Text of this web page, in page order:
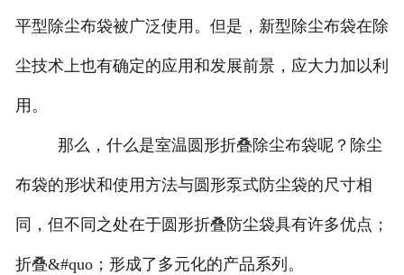
平型除尘布袋被广泛使用。但是，新型除尘布袋在除
尘技术上也有确定的应用和发展前景，应大力加以利
用。
那么，什么是室温圆形折叠除尘布袋呢？除尘
布袋的形状和使用方法与圆形泵式防尘袋的尺寸相
同，但不同之处在于圆形折叠防尘袋具有许多优点；
折叠&#quo；形成了多元化的产品系列。